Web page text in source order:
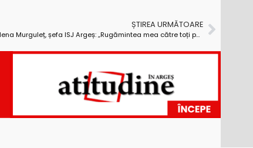
ȘTIREA URMĂTOARE
Elena Murguleț, șefa ISJ Argeș: „Rugămintea mea către toți partenerii educaționali este să mergem să ne vaccinăm”